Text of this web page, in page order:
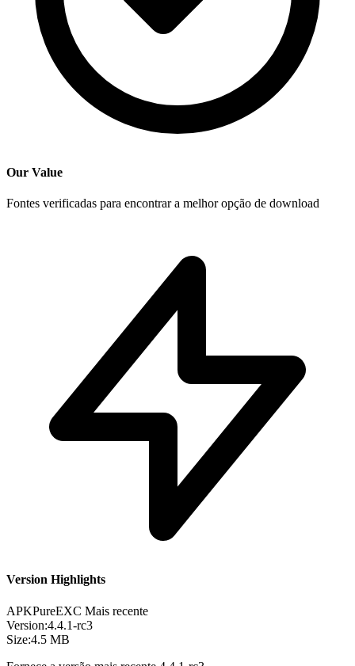
Our Value
Fontes verificadas para encontrar a melhor opção de download
Version Highlights
APKPureEXC Mais recente
Version:4.4.1-rc3
Size:4.5 MB